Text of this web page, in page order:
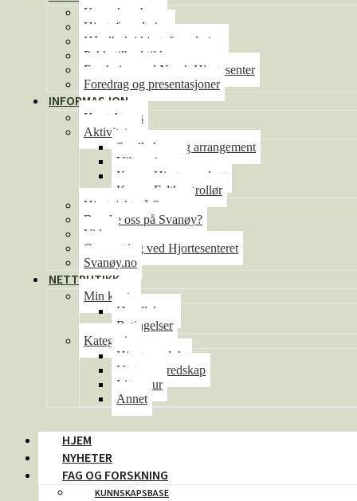
Kunnskapsbase
Hjorteforvaltning
Håndbok i hjorteforvaltning
Pakketilbud til kommunene
Forskning ved Norsk Hjortesenter
Foredrag og presentasjoner
INFORMASJON
Kontakt oss
Aktiviteter
Se alle kurs og arrangement
Viltseminaret
Kurs – Hjorteoppdrett
Kurs – Feltkontrollør
Hjortejakt på Svanøy
Besøke oss på Svanøy?
Video
Overnatting ved Hjortesenteret
Svanøy.no
NETTBUTIKK
Min konto
Handlekurv
Betingelser
Kategorier
Hjorteprodukt
Utstyr og redskap
Litteratur
Annet
HJEM
NYHETER
FAG OG FORSKNING
KUNNSKAPSBASE